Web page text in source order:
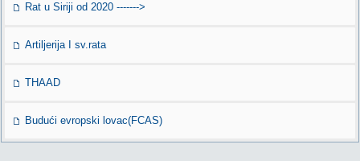
Rat u Siriji od 2020 ------->
Artiljerija I sv.rata
THAAD
Budući evropski lovac(FCAS)